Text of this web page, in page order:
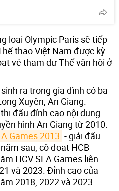
loại Olympic Paris sẽ tiếp
thao Việt Nam được kỳ
vé tham dự Thế vận hội ở
ra trong gia đình có ba
Xuyên, An Giang.
đấu đỉnh cao nội dung
hình An Giang từ 2010.
Games 2013 - giải đấu
sau, cô đoạt HCB
HCV SEA Games liên
và 2023. Đỉnh cao của
2018, 2022 và 2023.